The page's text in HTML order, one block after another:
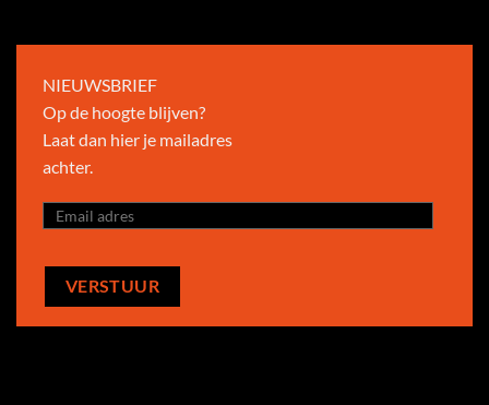
NIEUWSBRIEF
Op de hoogte blijven?
Laat dan hier je mailadres
achter.